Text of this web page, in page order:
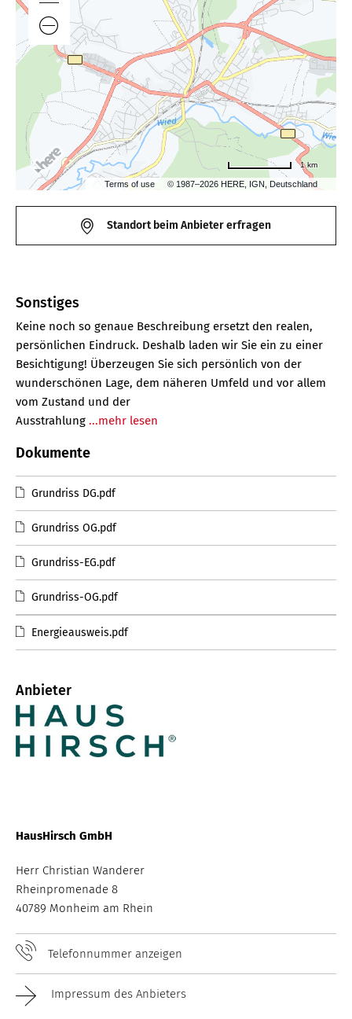
Terms of use © 1987–2026 HERE, IGN, Deutschland
1 km
Standort beim Anbieter erfragen
Sonstiges
Keine noch so genaue Beschreibung ersetzt den realen,
persönlichen Eindruck. Deshalb laden wir Sie ein zu einer
Besichtigung! Überzeugen Sie sich persönlich von der
wunderschönen Lage, dem näheren Umfeld und vor allem
vom Zustand und der
Ausstrahlung ...mehr lesen
Dokumente
Grundriss DG.pdf
Grundriss OG.pdf
Grundriss-EG.pdf
Grundriss-OG.pdf
Energieausweis.pdf
Anbieter
HausHirsch GmbH
Herr Christian Wanderer
Rheinpromenade 8
40789 Monheim am Rhein
Telefonnummer anzeigen
Impressum des Anbieters